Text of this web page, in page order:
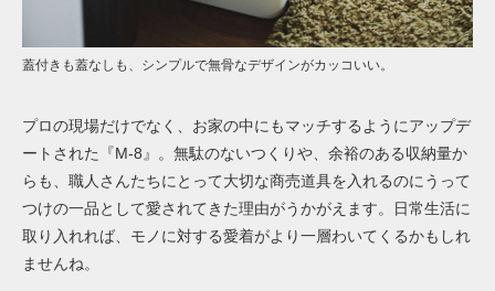
蓋付きも蓋なしも、シンプルで無骨なデザインがカッコいい。
プロの現場だけでなく、お家の中にもマッチするようにアップデ
ートされた『M-8』。無駄のないつくりや、余裕のある収納量か
らも、職人さんたちにとって大切な商売道具を入れるのにうって
つけの一品として愛されてきた理由がうかがえます。日常生活に
取り入れれば、モノに対する愛着がより一層わいてくるかもしれ
ませんね。